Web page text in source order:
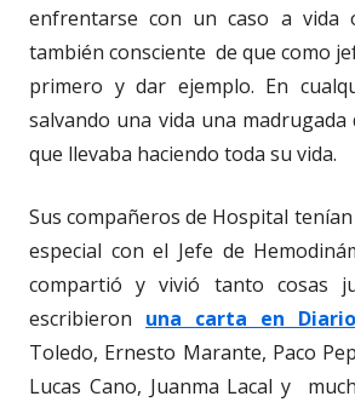
enfrentarse con un caso a vida
también consciente de que como
primero y dar ejemplo. En
salvando una vida una
que llevaba haciendo toda su vida.
Sus compañeros de Hospital
especial con el Jefe de
compartió y vivió tanto cosas
escribieron una carta en
Toledo, Ernesto Marante, Paco
Lucas Cano, Juanma Lacal y